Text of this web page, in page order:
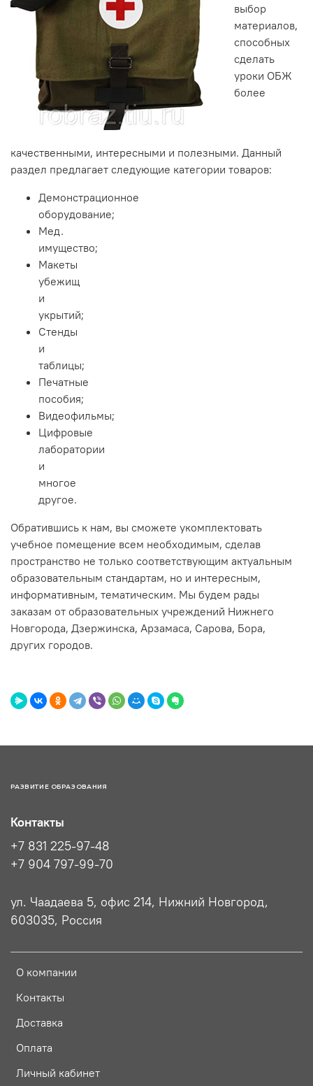
выбор
материалов,
способных
сделать
уроки ОБЖ
более
качественными, интересными и полезными. Данный
раздел предлагает следующие категории товаров:
Демонстрационное
оборудование;
Мед.
имущество;
Макеты
убежищ
и
укрытий;
Стенды
и
таблицы;
Печатные
пособия;
Видеофильмы;
Цифровые
лаборатории
и
многое
другое.
Обратившись к нам, вы сможете укомплектовать
учебное помещение всем необходимым, сделав
пространство не только соответствующим актуальным
образовательным стандартам, но и интересным,
информативным, тематическим. Мы будем рады
заказам от образовательных учреждений Нижнего
Новгорода, Дзержинска, Арзамаса, Сарова, Бора,
других городов.
РАЗВИТИЕ ОБРАЗОВАНИЯ
О компании
Контакты
Доставка
Оплата
Личный кабинет
Контакты
+7 831 225-97-48
+7 904 797-99-70
ул. Чаадаева 5, офис 214, Нижний Новгород,
603035, Россия